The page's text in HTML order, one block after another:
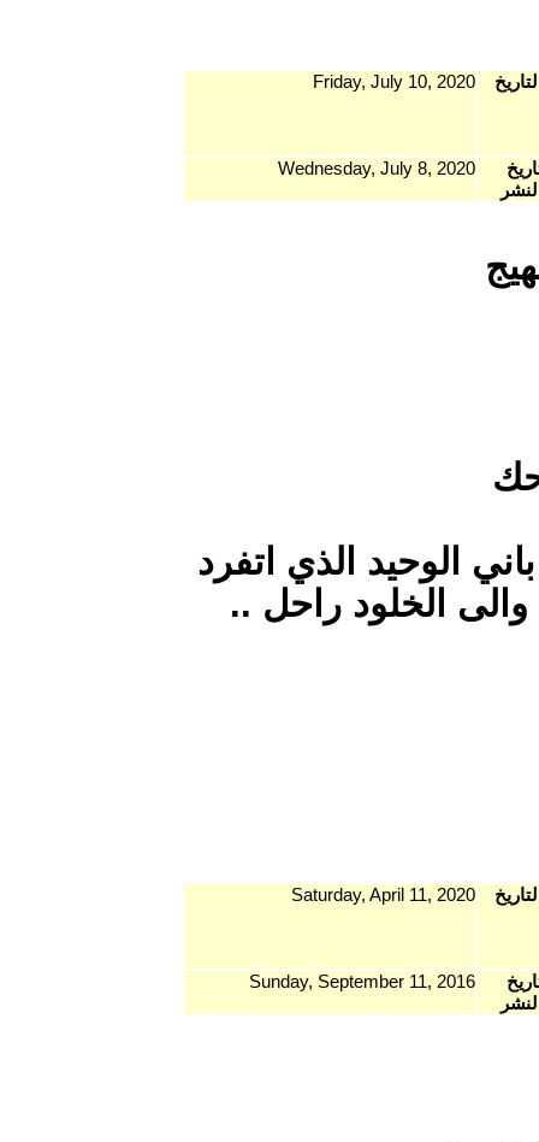
اتفرد
راحل ..
Sunday,